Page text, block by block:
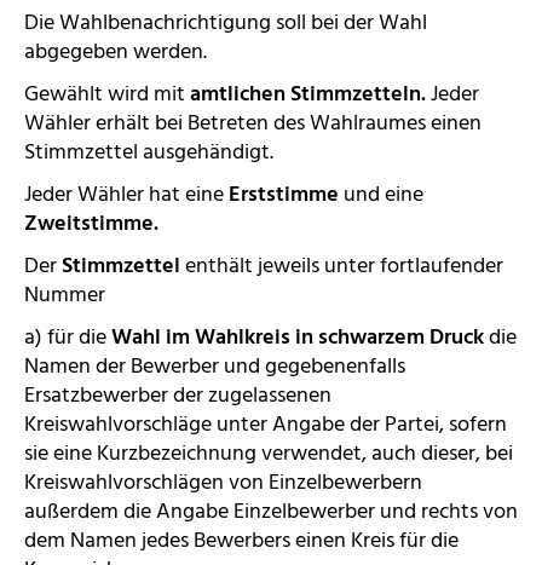
Die Wahlbenachrichtigung soll bei der Wahl
abgegeben werden.
Gewählt wird mitamtlichen Stimmzetteln.Jeder
Wähler erhält bei Betreten des Wahlraumes einen
Stimmzettel ausgehändigt.
Jeder Wähler hat eineErststimme und eine
Zweitstimme.
DerStimmzettelenthält jeweils unter fortlaufender
Nummer
a) für dieWahl im Wahlkreis in schwarzem Druckdie
Namen der Bewerber und gegebenenfalls
Ersatzbewerber der zugelassenen
Kreiswahlvorschläge unter Angabe der Partei, sofern
sie eine Kurzbezeichnung verwendet, auch dieser, bei
Kreiswahlvorschlägen von Einzelbewerbern
außerdem die Angabe Einzelbewerber und rechts von
dem Namen jedes Bewerbers einen Kreis für die